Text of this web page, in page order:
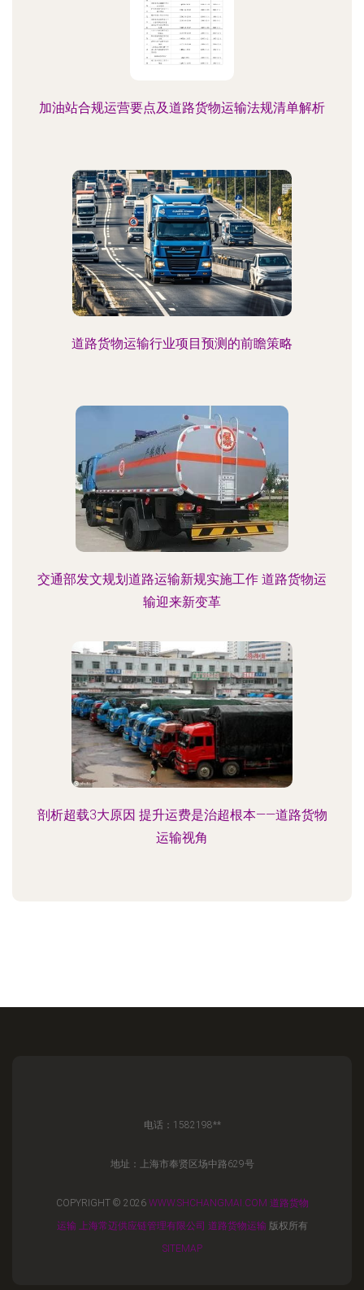
加油站合规运营要点及道路货物运输法规清单解析
道路货物运输行业项目预测的前瞻策略
交通部发文规划道路运输新规实施工作 道路货物运
输迎来新变革
剖析超载3大原因 提升运费是治超根本——道路货物
运输视角
电话：1582198**
地址：上海市奉贤区场中路629号
COPYRIGHT © 2026 WWW.SHCHANGMAI.COM 道路货物
运输
上海常迈供应链管理有限公司 道路货物运输 版权所有
SITEMAP